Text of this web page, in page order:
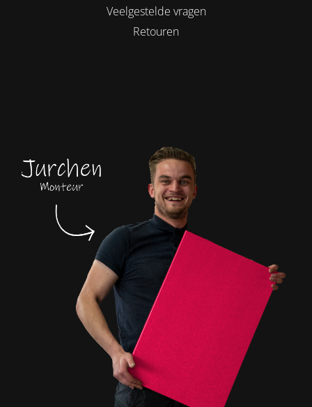
Veelgestelde vragen
Retouren